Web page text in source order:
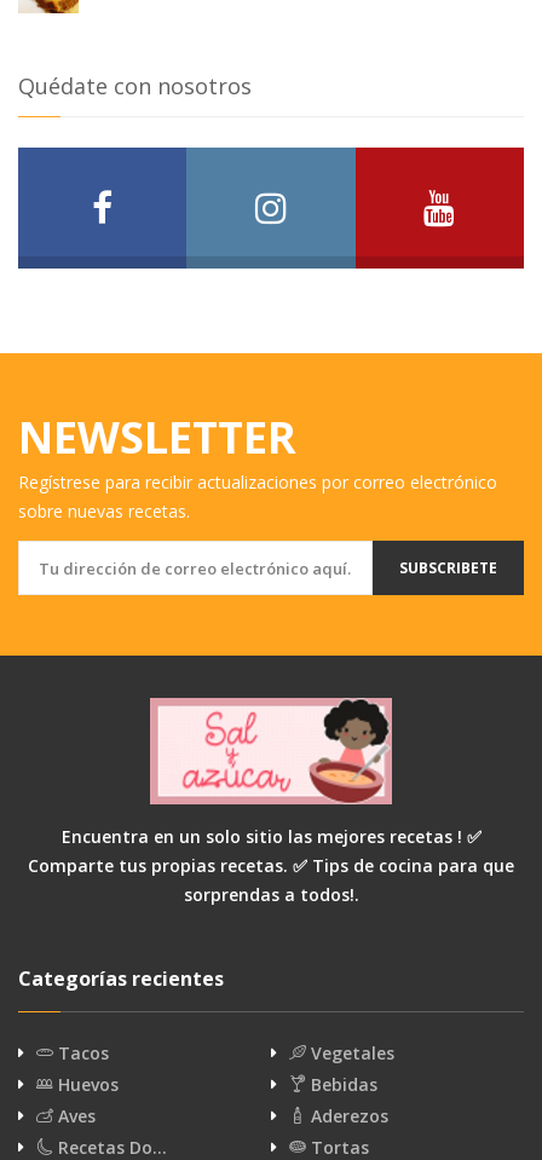
Quédate con nosotros
NEWSLETTER
Regístrese para recibir actualizaciones por correo electrónico
sobre nuevas recetas.
SUBSCRIBETE
Encuentra en un solo sitio las mejores recetas ! ✅
Comparte tus propias recetas. ✅ Tips de cocina para que
sorprendas a todos!.
Categorías recientes
Tacos
Vegetales
Huevos
Bebidas
Aves
Aderezos
Recetas Do…
Tortas